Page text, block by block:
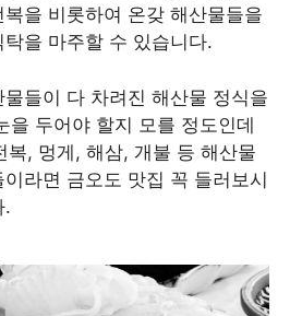
을 비롯하여 온갖 해산물들을
을 마주할 수 있습니다.
들이 다 차려진 해산물 정식을
을 두어야 할지 모를 정도인데
복, 멍게, 해삼, 개불 등 해산물
라면 금오도 맛집 꼭 들러보시
.